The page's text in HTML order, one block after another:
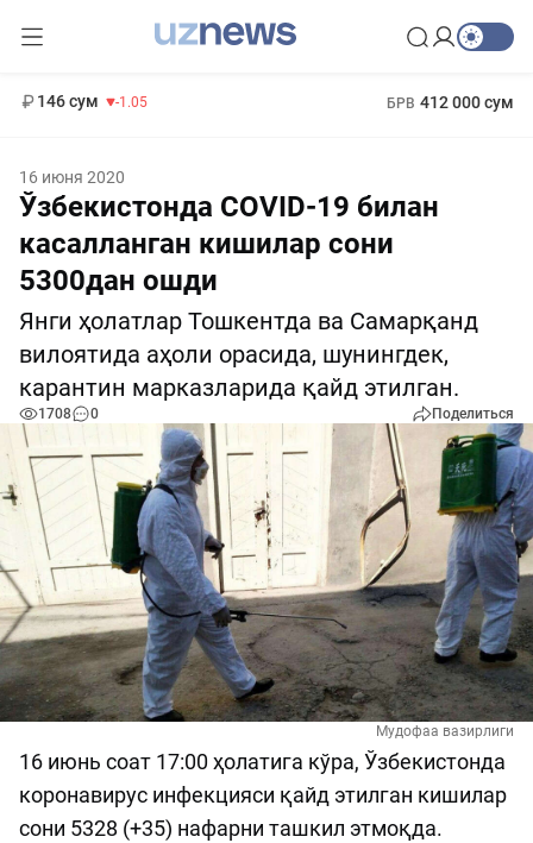
146 сум -1.05 БРВ 412 000 сум
16 июня 2020
Ўзбекистонда COVID-19 билан
касалланган кишилар сони
5300дан ошди
Янги ҳолатлар Тошкентда ва Самарқанд
вилоятида аҳоли орасида, шунингдек,
карантин марказларида қайд этилган.
1708 0 Поделиться
Мудофаа вазирлиги
16 июнь соат 17:00 ҳолатига кўра, Ўзбекистонда
коронавирус инфекцияси қайд этилган кишилар
сони 5328 (+35) нафарни ташкил этмоқда.